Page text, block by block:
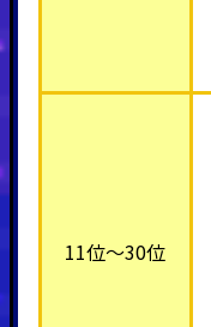
11位～30位